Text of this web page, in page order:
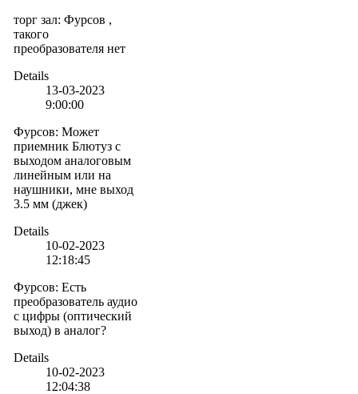
торг зал: Фурсов ,
такого
преобразователя нет
Details
13-03-2023
9:00:00
Фурсов: Может
приемник Блютуз с
выходом аналоговым
линейным или на
наушники, мне выход
3.5 мм (джек)
Details
10-02-2023
12:18:45
Фурсов: Есть
преобразователь аудио
с цифры (оптический
выход) в аналог?
Details
10-02-2023
12:04:38